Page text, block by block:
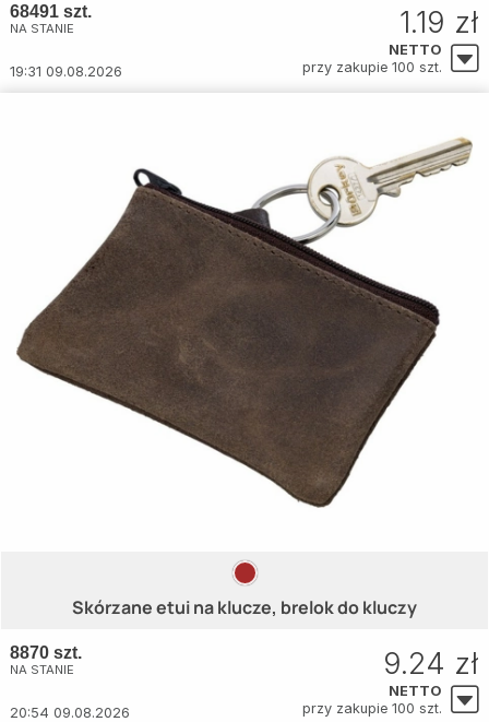
68491 szt.
NA STANIE
19:31 09.08.2026
1.19 zł
NETTO
przy zakupie 100 szt.
Skórzane etui na klucze, brelok do kluczy
8870 szt.
NA STANIE
20:54 09.08.2026
9.24 zł
NETTO
przy zakupie 100 szt.